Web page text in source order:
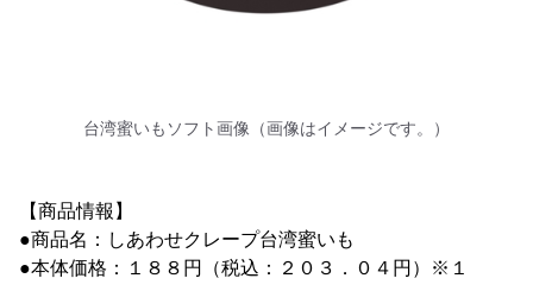
台湾蜜いもソフト画像（画像はイメージです。）
【商品情報】
●商品名：しあわせクレープ台湾蜜いも
●本体価格：１８８円（税込：２０３．０４円）※１